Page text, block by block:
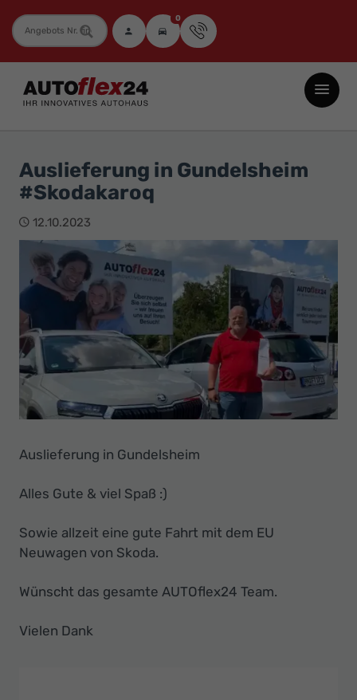
Fahrzeugnummer 0
Autoflex24
GmbH
Neuwagen
Jahreswagen
und
Gebrauchtwagen
Top-
Preisen
-
Ihr
Innovatives
Autohaus
Auslieferung in Gundelsheim
#Skodakaroq
12.10.2023
Auslieferung in Gundelsheim
Alles Gute & viel Spaß :)
Sowie allzeit eine gute Fahrt mit dem EU
Neuwagen von Skoda.
Wünscht das gesamte AUTOflex24 Team.
Vielen Dank